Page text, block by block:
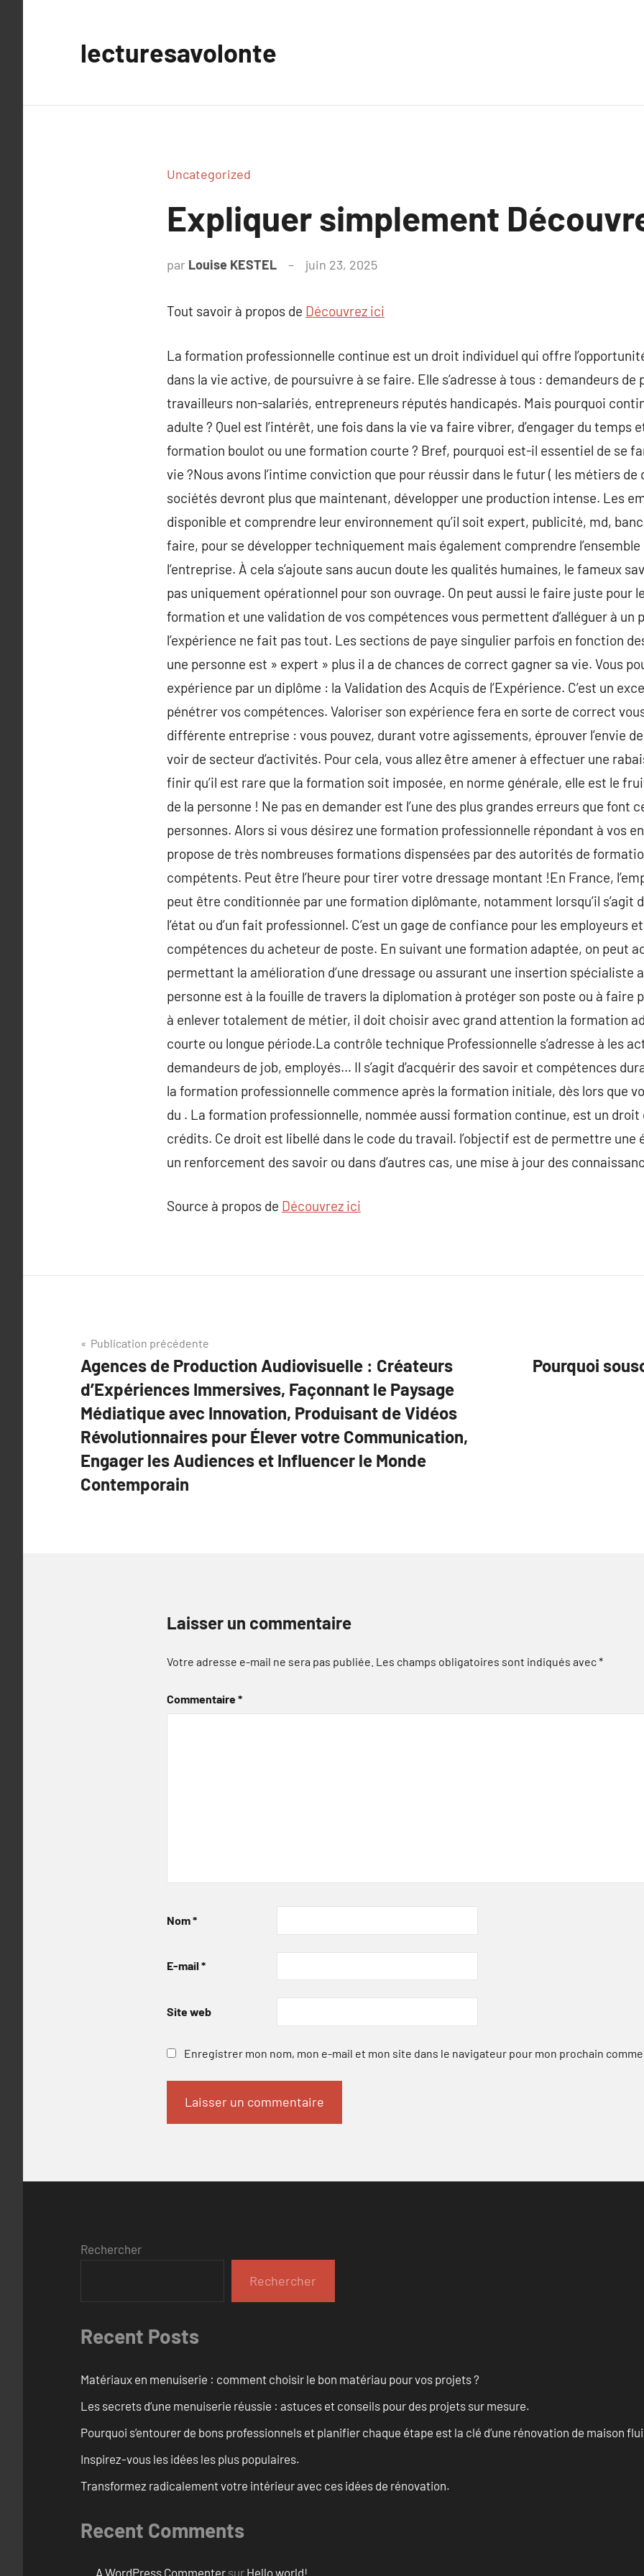
lecturesavolonte
Uncategorized
Expliquer simplement
par Louise KESTEL juin 23, 2025
Tout savoir à propos de Découvrez ici
La formation professionnelle continue est un droit individuel qui offre
dans la vie active, de poursuivre à se faire. Elle s’adresse à tous : demandeurs de
travailleurs non-salariés, entrepreneurs réputés handicapés. Mais pourquoi
adulte ? Quel est l’intérêt, une fois dans la vie va faire vibrer, d’engager du temps
formation boulot ou une formation courte ? Bref, pourquoi est-il essentiel de se
vie ?Nous avons l’intime conviction que pour réussir dans le futur ( les métiers de
sociétés devront plus que maintenant, développer une production intense. Les
disponible et comprendre leur environnement qu’il soit expert, publicité, md,
faire, pour se développer techniquement mais également comprendre l’ensemble
l’entreprise. À cela s’ajoute sans aucun doute les qualités humaines, le fameux
pas uniquement opérationnel pour son ouvrage. On peut aussi le faire juste pour
formation et une validation de vos compétences vous permettent d’alléguer à un
l’expérience ne fait pas tout. Les sections de paye singulier parfois en fonction
une personne est » expert » plus il a de chances de correct gagner sa vie. Vous
expérience par un diplôme : la Validation des Acquis de l’Expérience. C’est un
pénétrer vos compétences. Valoriser son expérience fera en sorte de correct
différente entreprise : vous pouvez, durant votre agissements, éprouver l’envie
voir de secteur d’activités. Pour cela, vous allez être amener à effectuer une
finir qu’il est rare que la formation soit imposée, en norme générale, elle est le
de la personne ! Ne pas en demander est l’une des plus grandes erreurs que font
personnes. Alors si vous désirez une formation professionnelle répondant à vos
propose de très nombreuses formations dispensées par des autorités de
compétents. Peut être l’heure pour tirer votre dressage montant !En France,
peut être conditionnée par une formation diplômante, notamment lorsqu’il s’agit
l’état ou d’un fait professionnel. C’est un gage de confiance pour les employeurs
compétences du acheteur de poste. En suivant une formation adaptée, on peut
permettant la amélioration d’une dressage ou assurant une insertion spécialiste
personne est à la fouille de travers la diplomation à protéger son poste ou à faire
à enlever totalement de métier, il doit choisir avec grand attention la formation
courte ou longue période.La contrôle technique Professionnelle s’adresse à les
demandeurs de job, employés… Il s’agit d’acquérir des savoir et compétences
la formation professionnelle commence après la formation initiale, dès lors que
du . La formation professionnelle, nommée aussi formation continue, est un droit
crédits. Ce droit est libellé dans le code du travail. l’objectif est de permettre une
un renforcement des savoir ou dans d’autres cas, une mise à jour des
Source à propos de Découvrez ici
Navigation
de
l’article
Publication précédente
Agences de Production Audiovisuelle : Créateurs
d’Expériences Immersives, Façonnant le Paysage
Médiatique avec Innovation, Produisant de Vidéos
Révolutionnaires pour Élever votre Communication,
Engager les Audiences et Influencer le Monde
Contemporain
Pourquoi
Laisser un commentaire
Votre adresse e-mail ne sera pas publiée. Les champs obligatoires sont indiqués avec*
Commentaire*
Nom*
E-mail *
Site web
Enregistrer mon nom, mon e-mail et mon site dans le navigateur pour mon prochain
Rechercher
Rechercher
Recent Posts
Matériaux en menuiserie : comment choisir le bon matériau pour vos projets ?
Les secrets d’une menuiserie réussie : astuces et conseils pour des projets sur mesure.
Pourquoi s’entourer de bons professionnels et planifier chaque étape est la clé d’une rénovation de maison
Inspirez-vous les idées les plus populaires.
Transformez radicalement votre intérieur avec ces idées de rénovation.
Recent Comments
A WordPress Commenter sur Hello world!